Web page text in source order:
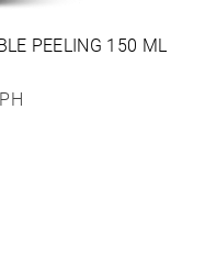
PEELING 150 ML